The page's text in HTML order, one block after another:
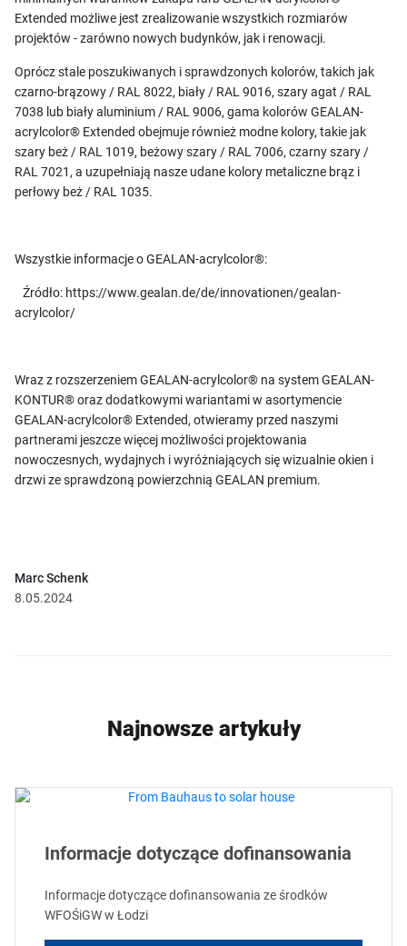
Extended możliwe jest zrealizowanie wszystkich rozmiarów
projektów - zarówno nowych budynków, jak i renowacji.
Oprócz stale poszukiwanych i sprawdzonych kolorów, takich jak
czarno-brązowy / RAL 8022, biały / RAL 9016, szary agat / RAL
7038 lub biały aluminium / RAL 9006, gama kolorów GEALAN-
acrylcolor® Extended obejmuje również modne kolory, takie jak
szary beż / RAL 1019, beżowy szary / RAL 7006, czarny szary /
RAL 7021, a uzupełniają nasze udane kolory metaliczne brąz i
perłowy beż / RAL 1035.
Wszystkie informacje o GEALAN-acrylcolor®:
Źródło: https://www.gealan.de/de/innovationen/gealan-
acrylcolor/
Wraz z rozszerzeniem GEALAN-acrylcolor® na system GEALAN-
KONTUR® oraz dodatkowymi wariantami w asortymencie
GEALAN-acrylcolor® Extended, otwieramy przed naszymi
partnerami jeszcze więcej możliwości projektowania
nowoczesnych, wydajnych i wyróżniających się wizualnie okien i
drzwi ze sprawdzoną powierzchnią GEALAN premium.
Marc Schenk
8.05.2024
Najnowsze artykuły
Informacje dotyczące dofinansowania
Informacje dotyczące dofinansowania ze środków
WFOŚiGW w Łodzi